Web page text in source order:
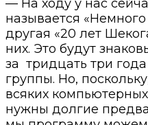
— На ходу у нас
называется
другая «20 лет
них. Это будут
за тридцать три
группы. Но,
всяких
нужны долгие